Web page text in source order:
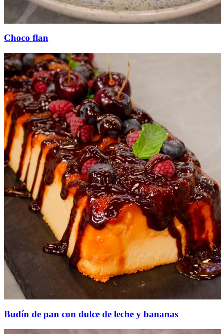
Choco flan
Budín de pan con dulce de leche y bananas